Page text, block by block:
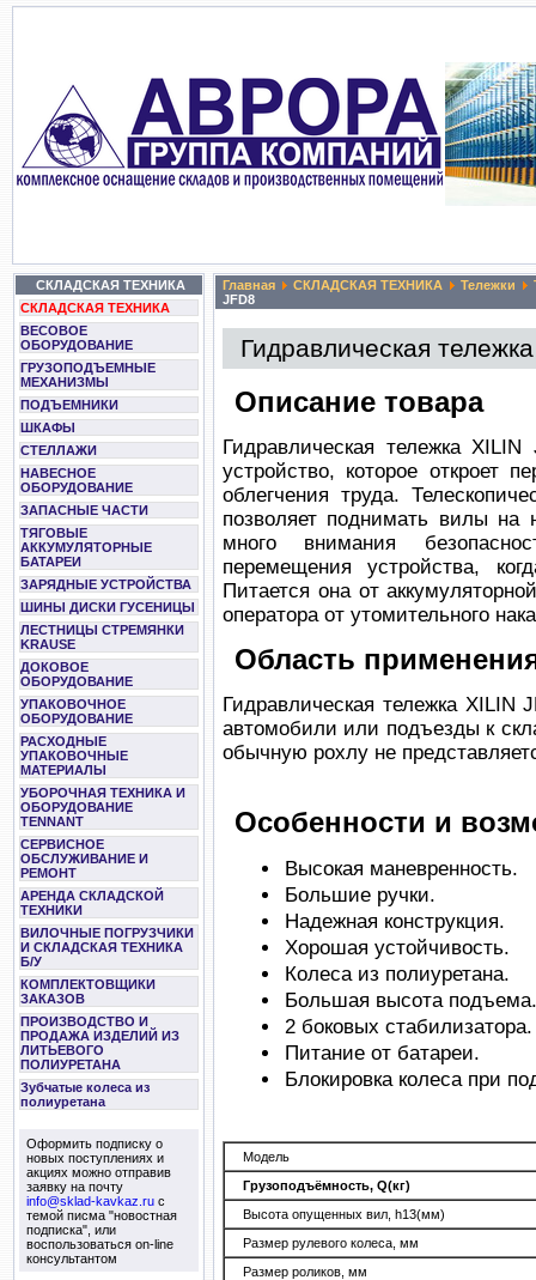
СКЛАДСКАЯ ТЕХНИКА
СКЛАДСКАЯ ТЕХНИКА
ВЕСОВОЕ
ОБОРУДОВАНИЕ
ГРУЗОПОДЪЕМНЫЕ
МЕХАНИЗМЫ
ПОДЪЕМНИКИ
ШКАФЫ
СТЕЛЛАЖИ
НАВЕСНОЕ
ОБОРУДОВАНИЕ
ЗАПАСНЫЕ ЧАСТИ
ТЯГОВЫЕ
АККУМУЛЯТОРНЫЕ
БАТАРЕИ
ЗАРЯДНЫЕ УСТРОЙСТВА
ШИНЫ ДИСКИ ГУСЕНИЦЫ
ЛЕСТНИЦЫ СТРЕМЯНКИ
KRAUSE
ДОКОВОЕ
ОБОРУДОВАНИЕ
УПАКОВОЧНОЕ
ОБОРУДОВАНИЕ
РАСХОДНЫЕ
УПАКОВОЧНЫЕ
МАТЕРИАЛЫ
УБОРОЧНАЯ ТЕХНИКА И
ОБОРУДОВАНИЕ
TENNANT
СЕРВИСНОЕ
ОБСЛУЖИВАНИЕ И
РЕМОНТ
АРЕНДА СКЛАДСКОЙ
ТЕХНИКИ
ВИЛОЧНЫЕ ПОГРУЗЧИКИ
И СКЛАДСКАЯ ТЕХНИКА
Б/У
КОМПЛЕКТОВЩИКИ
ЗАКАЗОВ
ПРОИЗВОДСТВО И
ПРОДАЖА ИЗДЕЛИЙ ИЗ
ЛИТЬЕВОГО
ПОЛИУРЕТАНА
Зубчатые колеса из
полиуретана
Оформить подписку о
новых поступлениях и
акциях можно отправив
заявку на почту
info@sklad-kavkaz.ruс
темой писма "новостная
подписка", или
воспользоваться on-line
консультантом
Главная СКЛАДСКАЯ ТЕХНИКА Тележки
JFD8
Гидравлическая
Описание товара
Гидравлическая тележка
устройство, которое откроет
облегчения труда.
позволяет поднимать вилы
много внимания
перемещения устройства,
Питается она от
оператора от утомительного
Область
Гидравлическая тележка XILIN
автомобили или подъезды к
обычную рохлу не
Особенности и
Высокая маневренность.
Большие ручки.
Надежная конструкция.
Хорошая устойчивость.
Колеса из полиуретана.
Большая высота подъема.
2 боковых стабилизатора.
Питание от батареи.
Блокировка колеса при
Модель
Грузоподъёмность, Q(кг)
Высота опущенных вил, h13(мм)
Размер рулевого колеса, мм
Размер роликов, мм